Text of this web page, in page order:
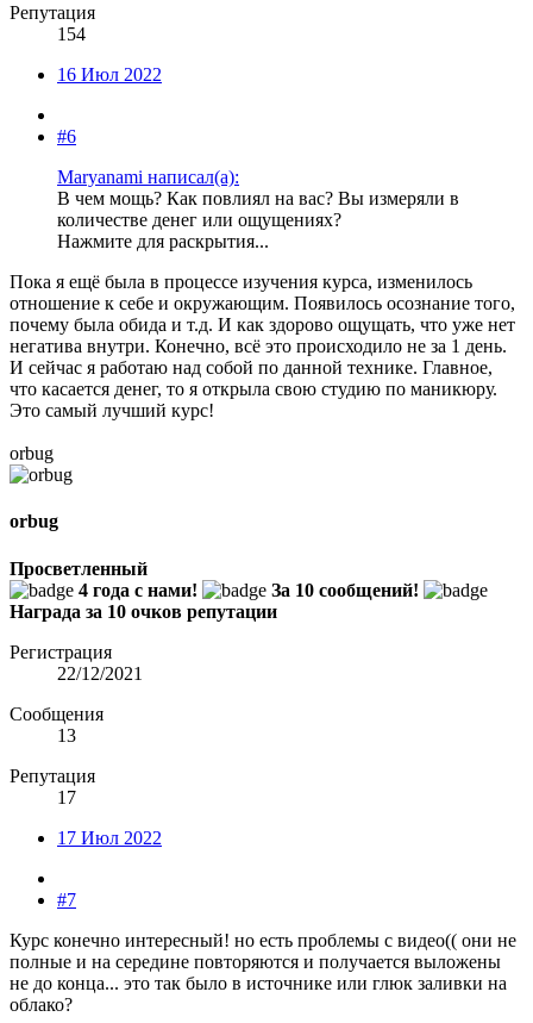
Репутация
154
16 Июл 2022
#6
Maryanami написал(а):
В чем мощь? Как повлиял на вас? Вы измеряли в
количестве денег или ощущениях?
Нажмите для раскрытия...
Пока я ещё была в процессе изучения курса, изменилось
отношение к себе и окружающим. Появилось осознание того,
почему была обида и т.д. И как здорово ощущать, что уже нет
негатива внутри. Конечно, всё это происходило не за 1 день.
И сейчас я работаю над собой по данной технике. Главное,
что касается денег, то я открыла свою студию по маникюру.
Это самый лучший курс!
orbug
orbug
Просветленный
4 года с нами!
За 10 сообщений!
Награда за 10 очков репутации
Регистрация
22/12/2021
Сообщения
13
Репутация
17
17 Июл 2022
#7
Курс конечно интересный! но есть проблемы с видео(( они не
полные и на середине повторяются и получается выложены
не до конца... это так было в источнике или глюк заливки на
облако?